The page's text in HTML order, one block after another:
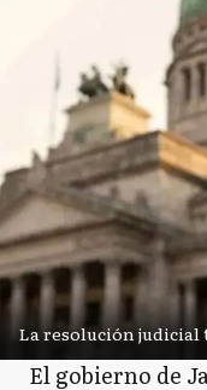
La resolución judicial
El gobierno de